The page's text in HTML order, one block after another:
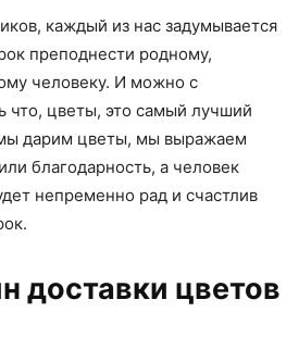
каждый из нас задумывается
преподнести родному,
человеку. И можно с
что, цветы, это самый лучший
дарим цветы, мы выражаем
благодарность, а человек
непременно рад и счастлив
доставки цветов